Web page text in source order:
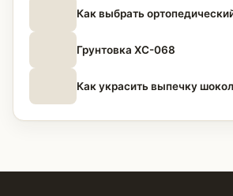
Как выбрать
Грунтовка ХС-068
Как украсить выпечку